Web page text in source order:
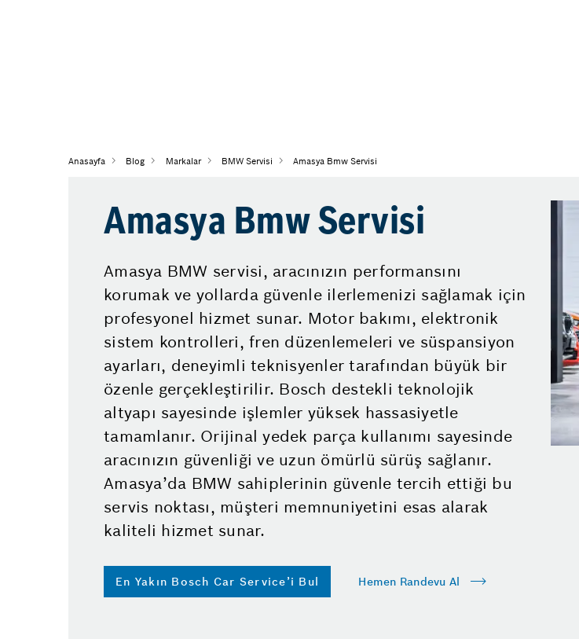
Anasayfa Blog Markalar BMW Servisi Amasya Bmw Servisi
Amasya Bmw Servisi
Amasya BMW servisi, aracınızın performansını
korumak ve yollarda güvenle ilerlemenizi sağlamak için
profesyonel hizmet sunar. Motor bakımı, elektronik
sistem kontrolleri, fren düzenlemeleri ve süspansiyon
ayarları, deneyimli teknisyenler tarafından büyük bir
özenle gerçekleştirilir. Bosch destekli teknolojik
altyapı sayesinde işlemler yüksek hassasiyetle
tamamlanır. Orijinal yedek parça kullanımı sayesinde
aracınızın güvenliği ve uzun ömürlü sürüş sağlanır.
Amasya’da BMW sahiplerinin güvenle tercih ettiği bu
servis noktası, müşteri memnuniyetini esas alarak
kaliteli hizmet sunar.
En Yakın Bosch Car Service’i Bul Hemen Randevu Al